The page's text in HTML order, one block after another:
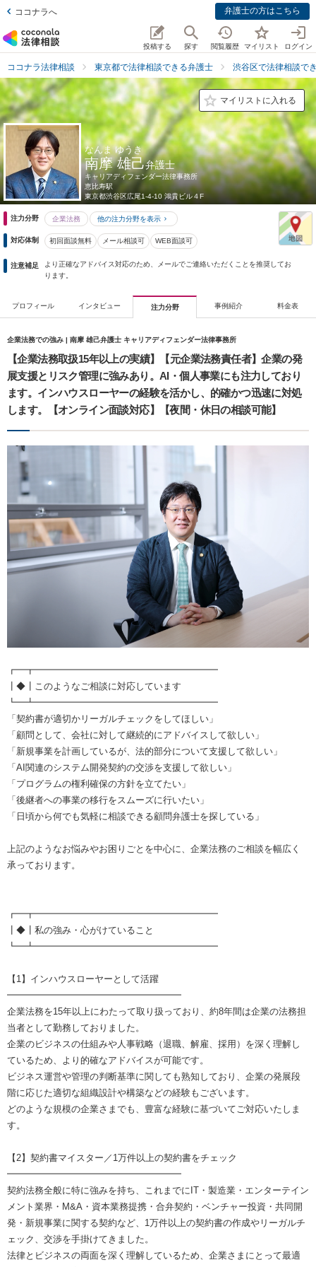
ココナラへ 弁護士の方はこちら
投稿する 探す 閲覧履歴 マイリスト ログイン
ココナラ法律相談 東京都で法律相談できる弁護士 渋谷区で法律相談で
マイリストに入れる
なんま ゆうき
南摩 雄己弁護士
キャリアディフェンダー法律事務所
恵比寿駅
東京都渋谷区広尾1-4-10 鴻貴ビル４F
注力分野 企業法務 他の注力分野を表示
対応体制 初回面談無料 メール相談可 WEB面談可
注意補足
より正確なアドバイス対応のため、メールでご連絡いただくことを推奨してお
ります。
プロフィール インタビュー 注力分野 事例紹介 料金表
企業法務での強み | 南摩 雄己弁護士 キャリアディフェンダー法律事務所
【企業法務取扱15年以上の実績】【元企業法務責任者】企業の発
展支援とリスク管理に強みあり。AI・個人事業にも注力しており
ます。インハウスローヤーの経験を活かし、的確かつ迅速に対処
します。【オンライン面談対応】【夜間・休日の相談可能】
┏━┳━━━━━━━━━━━━━━━━━━━━
┃◆┃このようなご相談に対応しています
┗━┻━━━━━━━━━━━━━━━━━━━━
「契約書が適切かリーガルチェックをしてほしい」
「顧問として、会社に対して継続的にアドバイスして欲しい」
「新規事業を計画しているが、法的部分について支援して欲しい」
「AI関連のシステム開発契約の交渉を支援して欲しい」
「プログラムの権利確保の方針を立てたい」
「後継者への事業の移行をスムーズに行いたい」
「日頃から何でも気軽に相談できる顧問弁護士を探している」
上記のようなお悩みやお困りごとを中心に、企業法務のご相談を幅広く
承っております。
┏━┳━━━━━━━━━━━━━━━━━━━━
┃◆┃私の強み・心がけていること
┗━┻━━━━━━━━━━━━━━━━━━━━
【1】インハウスローヤーとして活躍
━━━━━━━━━━━━━━━━━━━
企業法務を15年以上にわたって取り扱っており、約8年間は企業の法務担
当者として勤務しておりました。
企業のビジネスの仕組みや人事戦略（退職、解雇、採用）を深く理解し
ているため、より的確なアドバイスが可能です。
ビジネス運営や管理の判断基準に関しても熟知しており、企業の発展段
階に応じた適切な組織設計や構築などの経験もございます。
どのような規模の企業さまでも、豊富な経験に基づいてご対応いたしま
す。
【2】契約書マイスター／1万件以上の契約書をチェック
━━━━━━━━━━━━━━━━━━━
契約法務全般に特に強みを持ち、これまでにIT・製造業・エンターテイン
メント業界・M&A・資本業務提携・合弁契約・ベンチャー投資・共同開
発・新規事業に関する契約など、1万件以上の契約書の作成やリーガルチ
ェック、交渉を手掛けてきました。
法律とビジネスの両面を深く理解しているため、企業さまにとって最適